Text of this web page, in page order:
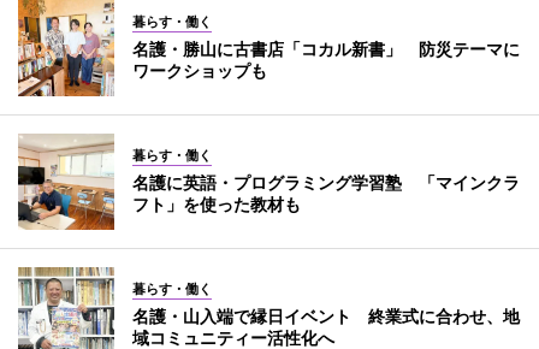
暮らす・働く
名護・勝山に古書店「コカル新書」 防災テーマに
ワークショップも
暮らす・働く
名護に英語・プログラミング学習塾 「マインクラ
フト」を使った教材も
暮らす・働く
名護・山入端で縁日イベント 終業式に合わせ、地
域コミュニティー活性化へ